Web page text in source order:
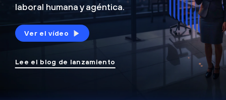
laboral humana y agéntica.
Ver el vídeo
Lee el blog de lanzamiento